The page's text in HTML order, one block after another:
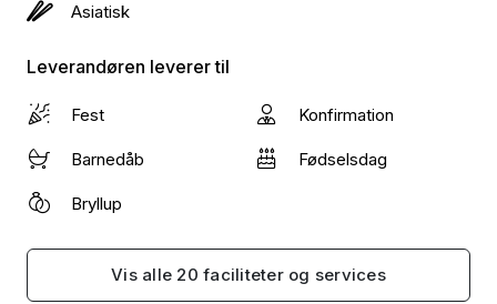
Asiatisk
Leverandøren leverer til
Fest Konfirmation
Barnedåb Fødselsdag
Bryllup
Vis alle 20 faciliteter og services